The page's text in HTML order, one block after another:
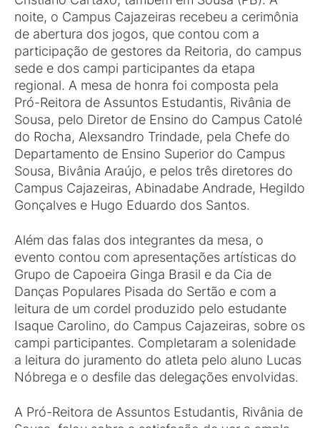
noite, o Campus Cajazeiras recebeu a cerimônia
de abertura dos jogos, que contou com a
participação de gestores da Reitoria, do campus
sede e dos campi participantes da etapa
regional. A mesa de honra foi composta pela
Pró-Reitora de Assuntos Estudantis, Rivânia de
Sousa, pelo Diretor de Ensino do Campus Catolé
do Rocha, Alexsandro Trindade, pela Chefe do
Departamento de Ensino Superior do Campus
Sousa, Bivânia Araújo, e pelos três diretores do
Campus Cajazeiras, Abinadabe Andrade, Hegildo
Gonçalves e Hugo Eduardo dos Santos.
Além das falas dos integrantes da mesa, o
evento contou com apresentações artísticas do
Grupo de Capoeira Ginga Brasil e da Cia de
Danças Populares Pisada do Sertão e com a
leitura de um cordel produzido pelo estudante
Isaque Carolino, do Campus Cajazeiras, sobre os
campi participantes. Completaram a solenidade
a leitura do juramento do atleta pelo aluno Lucas
Nóbrega e o desfile das delegações envolvidas.
A Pró-Reitora de Assuntos Estudantis, Rivânia de